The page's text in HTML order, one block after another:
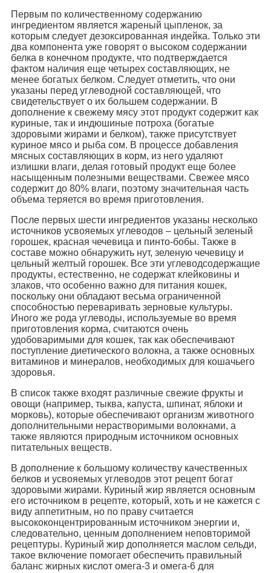
Первым по количественному содержанию
ингредиентом является жареный цыпленок, за
которым следует дезоксированная индейка. Только эти
два компонента уже говорят о высоком содержании
белка в конечном продукте, что подтверждается
фактом наличия еще четырех составляющих, не
менее богатых белком. Следует отметить, что они
указаны перед углеводной составляющей, что
свидетельствует о их большем содержании. В
дополнение к свежему мясу этот продукт содержит как
куриные, так и индюшиные потроха (богатые
здоровыми жирами и белком), также присутствует
куриное мясо и рыба сом. В процессе добавления
мясных составляющих в корм, из него удаляют
излишки влаги, делая готовый продукт еще более
насыщенным полезными веществами. Свежее мясо
содержит до 80% влаги, поэтому значительная часть
объема теряется во время приготовления.
После первых шести ингредиентов указаны несколько
источников усвояемых углеводов – цельный зеленый
горошек, красная чечевица и пинто-бобы. Также в
составе можно обнаружить нут, зеленую чечевицу и
цельный желтый горошек. Все эти углеводсодержащие
продукты, естественно, не содержат клейковины и
злаков, что особенно важно для питания кошек,
поскольку они обладают весьма ограниченной
способностью переваривать зерновые культуры.
Иного же рода углеводы, используемые во время
приготовления корма, считаются очень
удобоваримыми для кошек, так как обеспечивают
поступление диетического волокна, а также основных
витаминов и минералов, необходимых для кошачьего
здоровья.
В список также входят различные свежие фрукты и
овощи (например, тыква, капуста, шпинат, яблоки и
морковь), которые обеспечивают организм животного
дополнительными нерастворимыми волокнами, а
также являются природным источником основных
питательных веществ.
В дополнение к большому количеству качественных
белков и усвояемых углеводов этот рецепт богат
здоровыми жирами. Куриный жир является основным
его источником в рецепте, который, хоть и не кажется с
виду аппетитным, но по праву считается
высококонцентрированным источником энергии и,
следовательно, ценным дополнением неповторимой
рецептуры. Куриный жир дополняется маслом сельди,
такое включение помогает обеспечить правильный
баланс жирных кислот омега-3 и омега-6 для